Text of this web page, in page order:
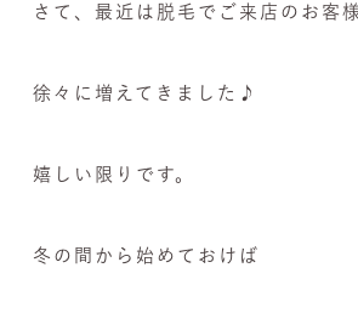
さて、最近は脱毛でご来店のお客
徐々に増えてきました♪
嬉しい限りです。
冬の間から始めておけば